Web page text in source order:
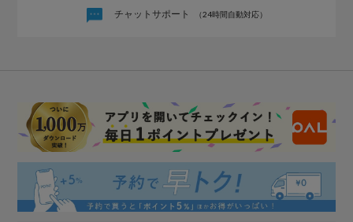
チャットサポート （24時間自動対応）